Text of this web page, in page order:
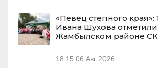
«Певец степного края»:
Ивана Шухова
Жамбылском районе
18:15 06 Авг 2026